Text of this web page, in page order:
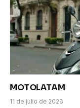
MOTOLATAM
11 de julio de 2026